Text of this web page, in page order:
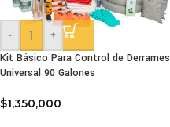
-
+
Kit Básico Para Control de Derrames
Universal 90 Galones
$1,350,000